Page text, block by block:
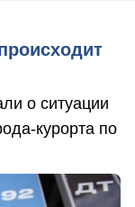
о ситуации
курорта по